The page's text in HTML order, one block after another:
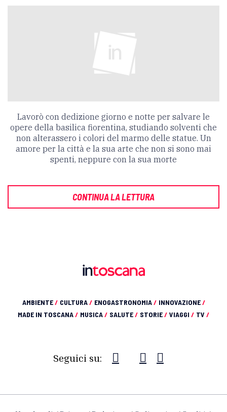
Lavorò con dedizione giorno e notte per salvare le
opere della basilica fiorentina, studiando solventi che
non alterassero i colori del marmo delle statue. Un
amore per la città e la sua arte che non si sono mai
spenti, neppure con la sua morte
CONTINUA LA LETTURA
AMBIENTE/ CULTURA/ ENOGASTRONOMIA/ INNOVAZIONE/
MADE IN TOSCANA/ MUSICA/ SALUTE/ STORIE/ VIAGGI / TV /
Seguici su: